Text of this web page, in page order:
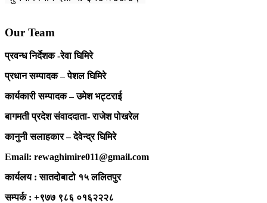
Our Team
प्रवन्ध निर्देशक -रेवा घिमिरे
प्रधान सम्पादक – पेशल घिमिरे
कार्यकारी सम्पादक – उमेश भट्टराई
बागमती प्रदेश संवाददाता- राजेश पोखरेल
कानुनी सलाहकार – देवेन्द्र घिमिरे
Email: rewaghimire011@gmail.com
कार्यलय : सातदोबाटो १५ ललितपुर
सम्पर्क : +९७७ ९८६ ०१६२२२८